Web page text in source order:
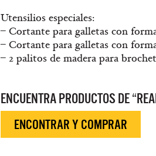
Utensilios especiales:
– Cortante para galletas con
– Cortante para galletas con
– 2 palitos de madera para
ENCUENTRA PRODUCTOS DE
ENCONTRAR Y COMPRAR